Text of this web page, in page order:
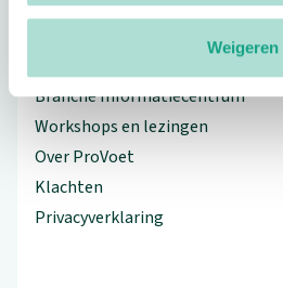
Weigeren
Branche Informatiecentrum
Workshops en lezingen
Over ProVoet
Klachten
Privacyverklaring